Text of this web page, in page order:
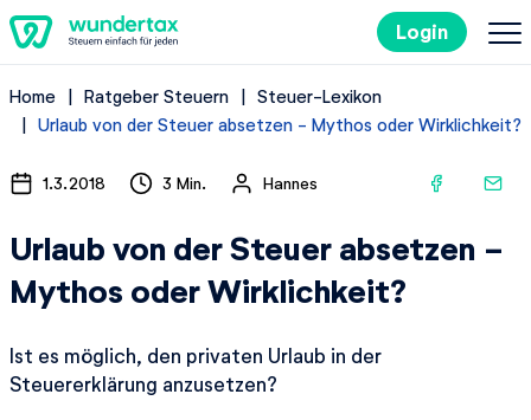
Login
So geht's
Kosten
Steuertipps
Steuer-Lexikon
Home Ratgeber Steuern
Steuer-Lexikon
Urlaub von der Steuer absetzen - Mythos oder Wirklichkeit?
1.3.2018 3 Min. Hannes
Urlaub von der Steuer absetzen -
Mythos oder Wirklichkeit?
Ist es möglich, den privaten Urlaub in der
Steuererklärung anzusetzen?